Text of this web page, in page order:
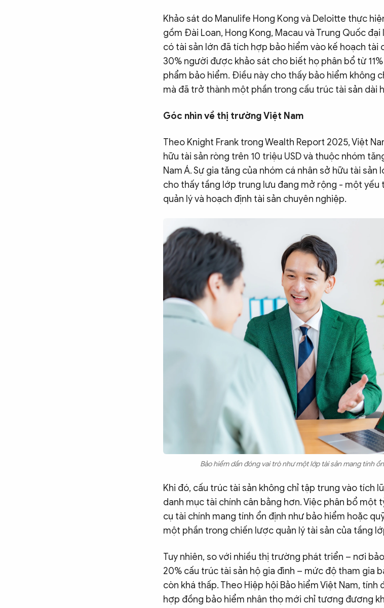
Khảo sát do Manulife Hong Kong và Deloitte thực
gồm Đài Loan, Hong Kong, Macau và Trung Quốc
có tài sản lớn đã tích hợp bảo hiểm vào kế hoạch tài
30% người được khảo sát cho biết họ phân bổ từ
phẩm bảo hiểm. Điều này cho thấy bảo hiểm không
mà đã trở thành một phần trong cấu trúc tài sản dài
Góc nhìn về thị trường Việt Nam
Theo Knight Frank trong Wealth Report 2025, Việt
hữu tài sản ròng trên 10 triệu USD và thuộc nhóm
Nam Á. Sự gia tăng của nhóm cá nhân sở hữu tài
cho thấy tầng lớp trung lưu đang mở rộng - một yếu
quản lý và hoạch định tài sản chuyên nghiệp.
Bảo hiểm dần đóng vai trò như một lớp tài sản mang tính
Khi đó, cấu trúc tài sản không chỉ tập trung vào tích
danh mục tài chính cân bằng hơn. Việc phân bổ một
cụ tài chính mang tính ổn định như bảo hiểm hoặc
một phần trong chiến lược quản lý tài sản của tầng
Tuy nhiên, so với nhiều thị trường phát triển – nơi
20% cấu trúc tài sản hộ gia đình – mức độ tham gia
còn khá thấp. Theo Hiệp hội Bảo hiểm Việt Nam,
hợp đồng bảo hiểm nhân thọ mới chỉ tương đương